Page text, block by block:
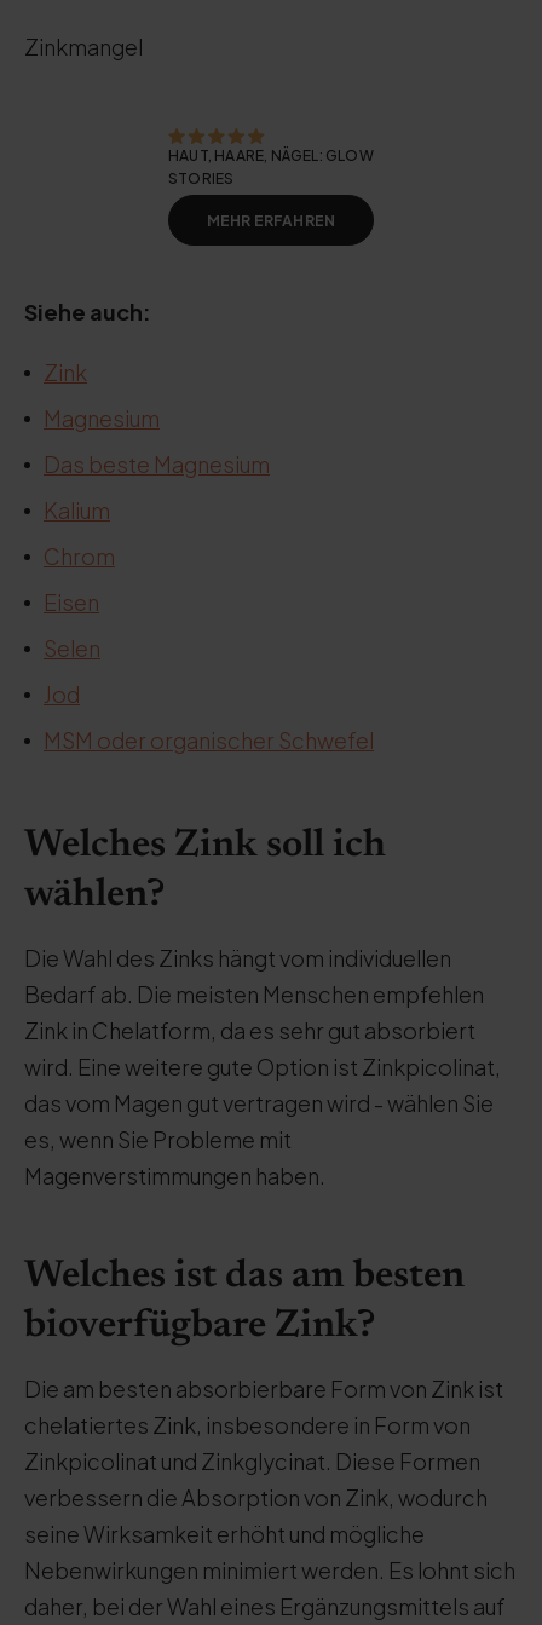
Zinkmangel
HAUT, HAARE, NÄGEL: GLOW
STORIES
MEHR ERFAHREN
Siehe auch:
Zink
Magnesium
Das beste Magnesium
Kalium
Chrom
Eisen
Selen
Jod
MSM oder organischer Schwefel
Welches Zink soll ich
wählen?
Die Wahl des Zinks hängt vom individuellen
Bedarf ab. Die meisten Menschen empfehlen
Zink in Chelatform, da es sehr gut absorbiert
wird. Eine weitere gute Option ist Zinkpicolinat,
das vom Magen gut vertragen wird - wählen Sie
es, wenn Sie Probleme mit
Magenverstimmungen haben.
Welches ist das am besten
bioverfügbare Zink?
Die am besten absorbierbare Form von Zink ist
chelatiertes Zink, insbesondere in Form von
Zinkpicolinat und Zinkglycinat. Diese Formen
verbessern die Absorption von Zink, wodurch
seine Wirksamkeit erhöht und mögliche
Nebenwirkungen minimiert werden. Es lohnt sich
daher, bei der Wahl eines Ergänzungsmittels auf